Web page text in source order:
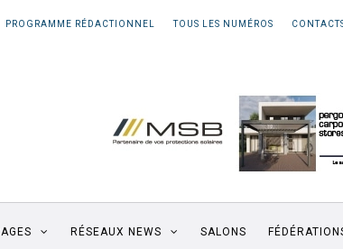
PROGRAMME RÉDACTIONNEL TOUS LES NUMÉROS
RÉSEAUX NEWS SALONS